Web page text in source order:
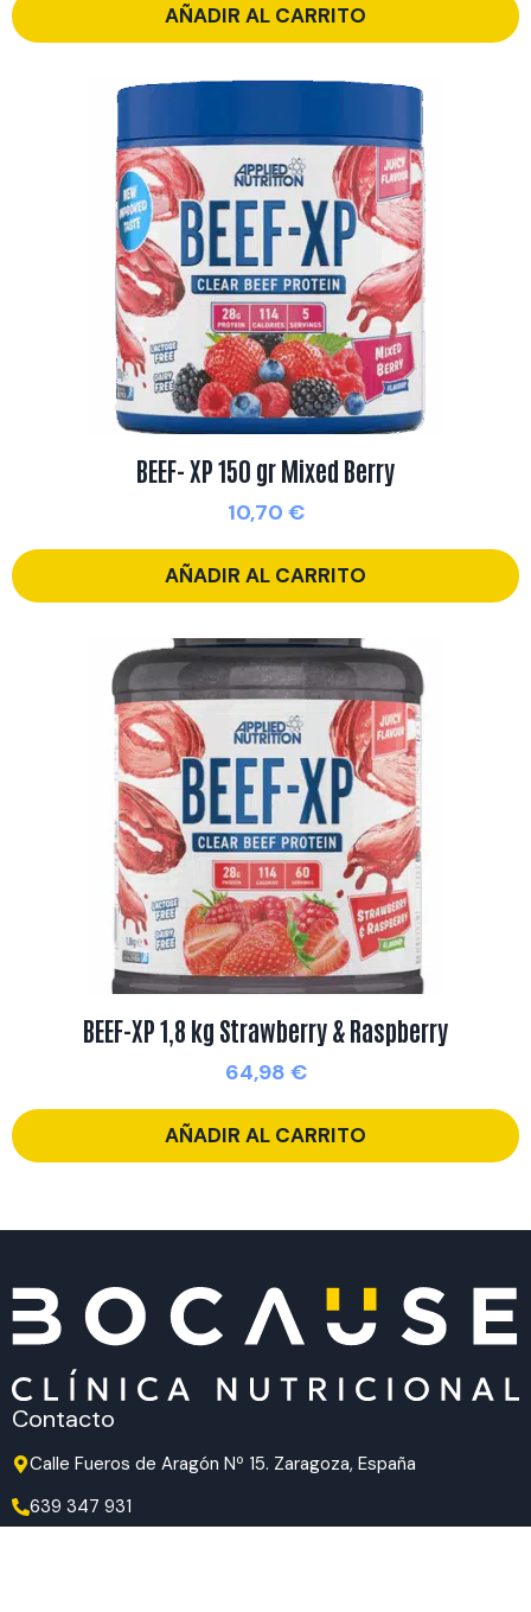
AÑADIR AL CARRITO
BEEF- XP 150 gr Mixed Berry
10,70 €
AÑADIR AL CARRITO
BEEF-XP 1,8 kg Strawberry & Raspberry
64,98 €
AÑADIR AL CARRITO
Contacto
Calle Fueros de Aragón Nº 15. Zaragoza, España
639 347 931